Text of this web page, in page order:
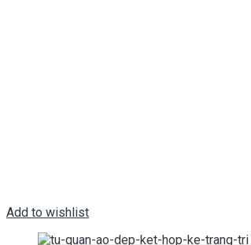
Add to wishlist